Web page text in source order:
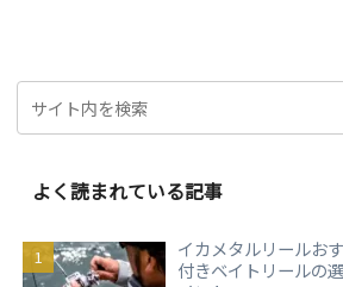
よく読まれている記事
イカメタルリールお
付きベイトリールの